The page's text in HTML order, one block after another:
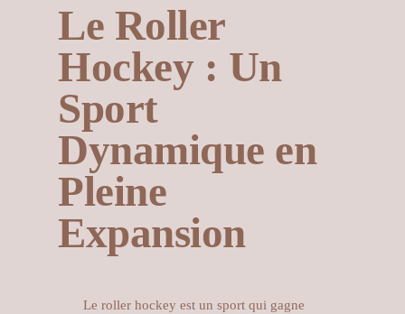
Le Roller
Hockey : Un
Sport
Dynamique en
Pleine
Expansion
Le roller hockey est un sport qui gagne